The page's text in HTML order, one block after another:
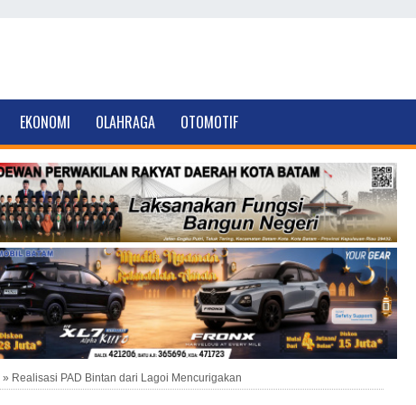
EKONOMI OLAHRAGA OTOMOTIF
» Realisasi PAD Bintan dari Lagoi Mencurigakan